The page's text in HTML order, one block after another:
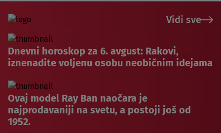
Vidi sve
Dnevni horoskop za 6. avgust: Rakovi,
iznenadite voljenu osobu neobičnim idejama
Ovaj model Ray Ban naočara je
najprodavaniji na svetu, a postoji još od
1952.